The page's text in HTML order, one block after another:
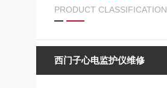
PRODUCT CLASSIFICATION
西门子心电监护仪维修